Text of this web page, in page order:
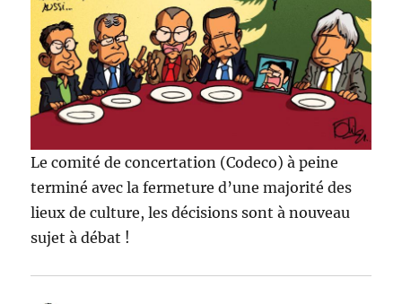
Le comité de concertation (Codeco) à peine
terminé avec la fermeture d’une majorité des
lieux de culture, les décisions sont à nouveau
sujet à débat !